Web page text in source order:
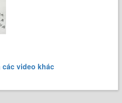
các video khác